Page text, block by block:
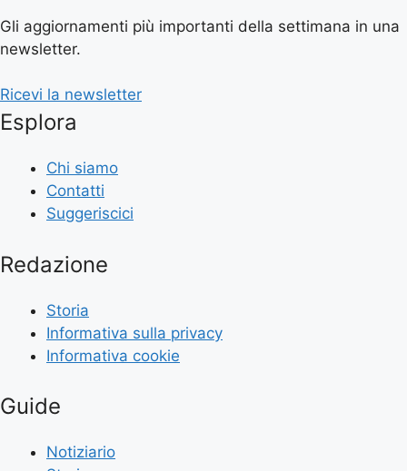
Gli aggiornamenti più importanti della settimana in una
newsletter.
Ricevi la newsletter
Esplora
Chi siamo
Contatti
Suggeriscici
Redazione
Storia
Informativa sulla privacy
Informativa cookie
Guide
Notiziario